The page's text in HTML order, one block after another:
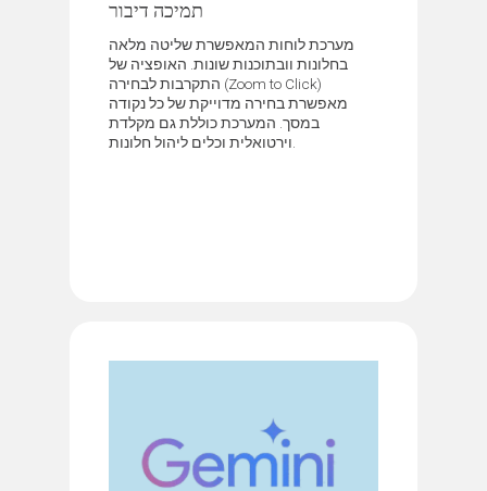
תמיכה דיבור
מערכת לוחות המאפשרת שליטה מלאה
בחלונות וובתוכנות שונות. האופציה של
התקרבות לבחירה (Zoom to Click)
מאפשרת בחירה מדוייקת של כל נקודה
במסך. המערכת כוללת גם מקלדת